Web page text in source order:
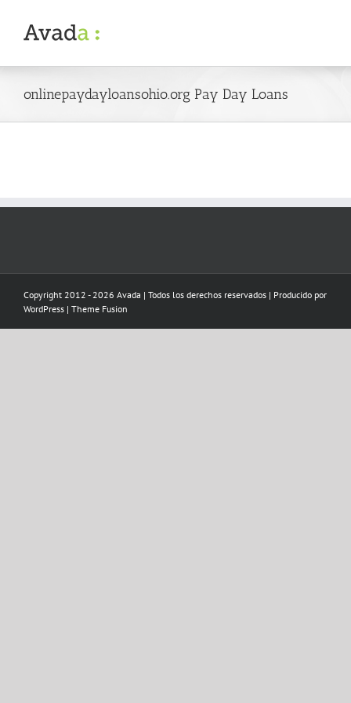
content
onlinepaydayloansohio.org Pay Day Loans
Copyright 2012 - 2026 Avada | Todos los derechos reservados | Producido por
WordPress | Theme Fusion